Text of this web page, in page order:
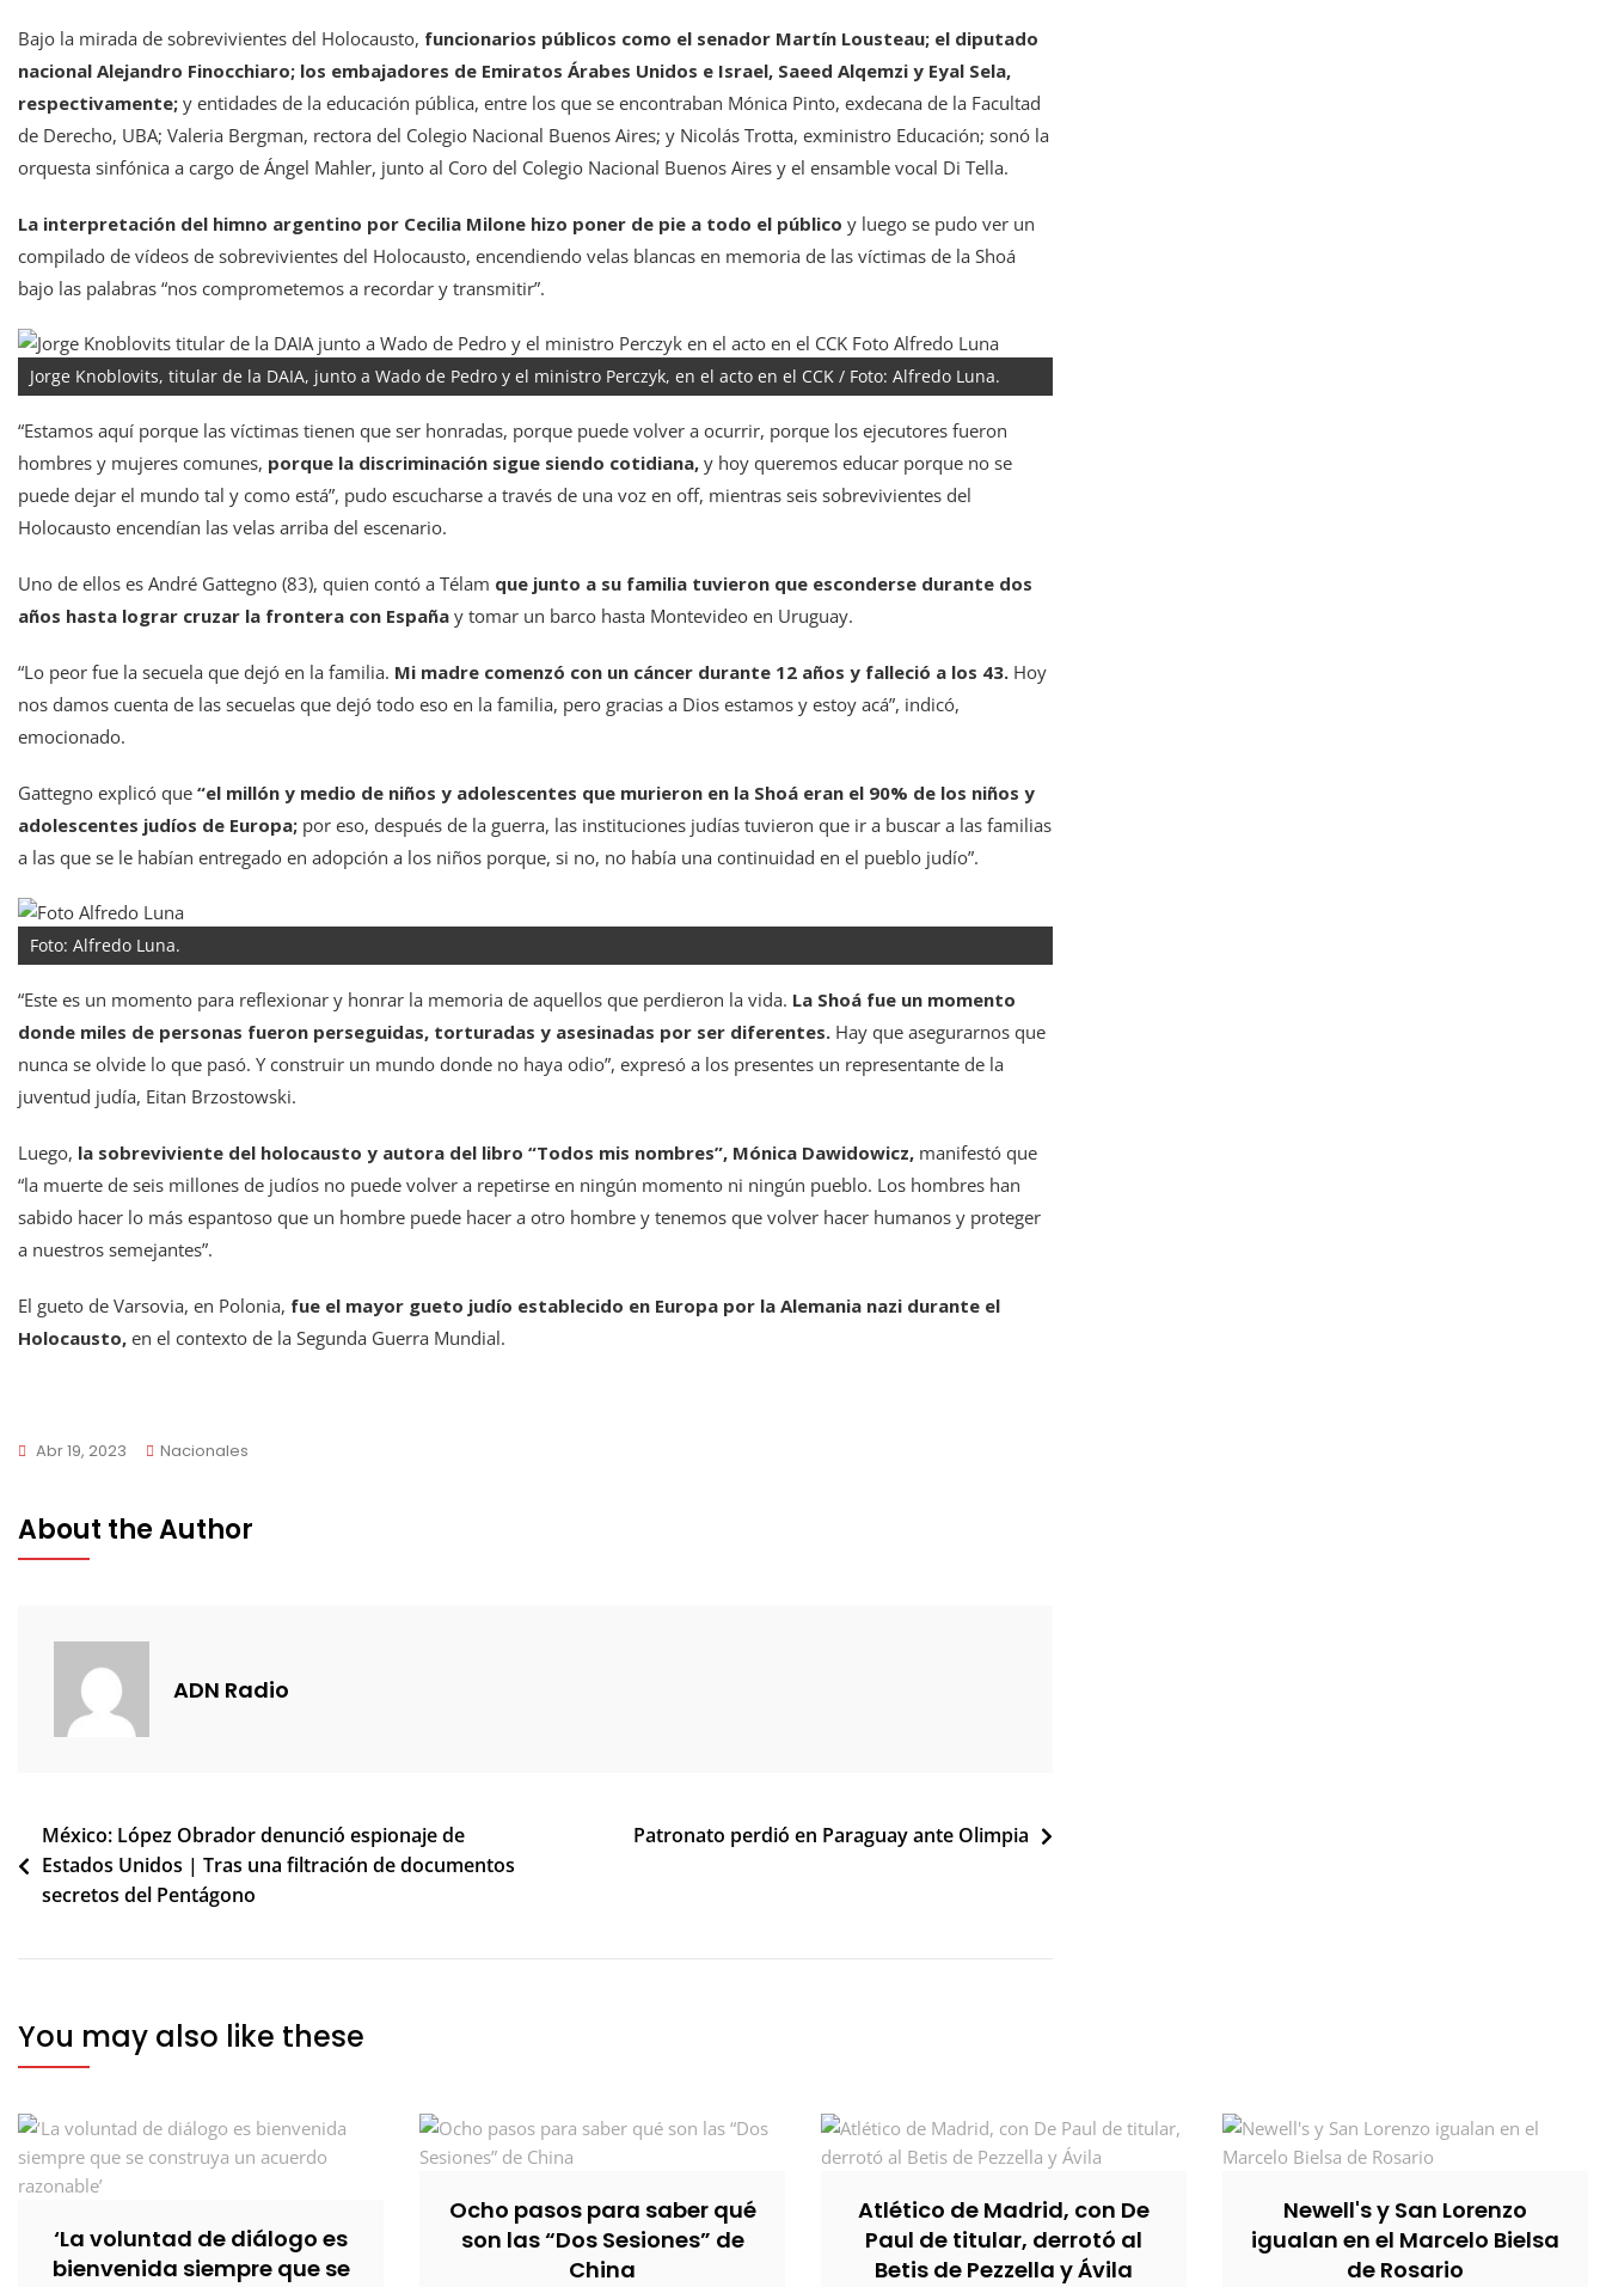
Bajo la mirada de sobrevivientes del Holocausto, funcionarios públicos como el senador Martín Lousteau; el diputado
nacional Alejandro Finocchiaro; los embajadores de Emiratos Árabes Unidos e Israel, Saeed Alqemzi y Eyal Sela,
respectivamente; y entidades de la educación pública, entre los que se encontraban Mónica Pinto, exdecana de la Facultad
de Derecho, UBA; Valeria Bergman, rectora del Colegio Nacional Buenos Aires; y Nicolás Trotta, exministro Educación; sonó la
orquesta sinfónica a cargo de Ángel Mahler, junto al Coro del Colegio Nacional Buenos Aires y el ensamble vocal Di Tella.
La interpretación del himno argentino por Cecilia Milone hizo poner de pie a todo el público y luego se pudo ver un
compilado de vídeos de sobrevivientes del Holocausto, encendiendo velas blancas en memoria de las víctimas de la Shoá
bajo las palabras “nos comprometemos a recordar y transmitir”.
Jorge Knoblovits, titular de la DAIA, junto a Wado de Pedro y el ministro Perczyk, en el acto en el CCK / Foto: Alfredo Luna.
“Estamos aquí porque las víctimas tienen que ser honradas, porque puede volver a ocurrir, porque los ejecutores fueron
hombres y mujeres comunes, porque la discriminación sigue siendo cotidiana, y hoy queremos educar porque no se
puede dejar el mundo tal y como está”, pudo escucharse a través de una voz en off, mientras seis sobrevivientes del
Holocausto encendían las velas arriba del escenario.
Uno de ellos es André Gattegno (83), quien contó a Télam que junto a su familia tuvieron que esconderse durante dos
años hasta lograr cruzar la frontera con España y tomar un barco hasta Montevideo en Uruguay.
“Lo peor fue la secuela que dejó en la familia. Mi madre comenzó con un cáncer durante 12 años y falleció a los 43. Hoy
nos damos cuenta de las secuelas que dejó todo eso en la familia, pero gracias a Dios estamos y estoy acá”, indicó,
emocionado.
Gattegno explicó que “el millón y medio de niños y adolescentes que murieron en la Shoá eran el 90% de los niños y
adolescentes judíos de Europa; por eso, después de la guerra, las instituciones judías tuvieron que ir a buscar a las familias
a las que se le habían entregado en adopción a los niños porque, si no, no había una continuidad en el pueblo judío”.
Foto: Alfredo Luna.
“Este es un momento para reflexionar y honrar la memoria de aquellos que perdieron la vida. La Shoá fue un momento
donde miles de personas fueron perseguidas, torturadas y asesinadas por ser diferentes. Hay que asegurarnos que
nunca se olvide lo que pasó. Y construir un mundo donde no haya odio”, expresó a los presentes un representante de la
juventud judía, Eitan Brzostowski.
Luego, la sobreviviente del holocausto y autora del libro “Todos mis nombres”, Mónica Dawidowicz, manifestó que
“la muerte de seis millones de judíos no puede volver a repetirse en ningún momento ni ningún pueblo. Los hombres han
sabido hacer lo más espantoso que un hombre puede hacer a otro hombre y tenemos que volver hacer humanos y proteger
a nuestros semejantes”.
El gueto de Varsovia, en Polonia, fue el mayor gueto judío establecido en Europa por la Alemania nazi durante el
Holocausto, en el contexto de la Segunda Guerra Mundial.
Abr 19, 2023 Nacionales
About the Author
ADN Radio
Navegación
de
México: López Obrador denunció espionaje de
Estados Unidos | Tras una filtración de documentos
secretos del Pentágono
Patronato perdió en Paraguay ante Olimpia
You may also like these
‘La voluntad de diálogo es
bienvenida siempre que se
Ocho pasos para saber qué
son las “Dos Sesiones” de
China
Atlético de Madrid, con De
Paul de titular, derrotó al
Betis de Pezzella y Ávila
Newell's y San Lorenzo
igualan en el Marcelo Bielsa
de Rosario